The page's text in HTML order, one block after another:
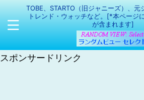
TOBE、STARTO（旧ジャニーズ）、元
トレンド・ウォッチなど。[*本ページ
が含まれます]
スポンサードリンク